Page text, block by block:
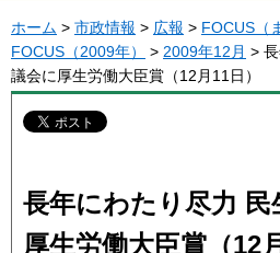
ホーム > 市政情報 > 広報 > FOCUS（
FOCUS（2009年）
> 2009年12月 >
議会に厚生労働大臣賞（12月11日）
長年にわたり尽力 民
厚生労働大臣賞（12